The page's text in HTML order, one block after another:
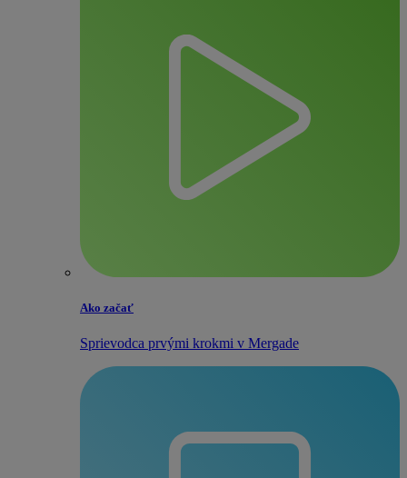
Ako začať
Sprievodca prvými krokmi v Mergade